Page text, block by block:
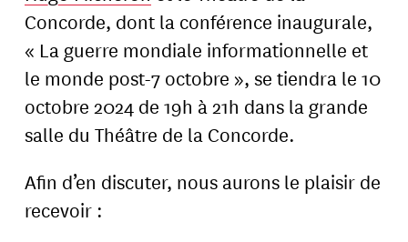
Concorde, dont la conférence inaugurale,
« La guerre mondiale informationnelle et
le monde post-7 octobre », se tiendra le 10
octobre 2024 de 19h à 21h dans la grande
salle du Théâtre de la Concorde.
Afin d’en discuter, nous aurons le plaisir de
recevoir :